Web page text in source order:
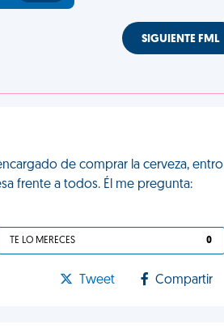
SIGUIENTE FML
de comprar la cerveza, entro
frente a todos. Él me pregunta:
TE LO MERECES 0
Tweet Compartir